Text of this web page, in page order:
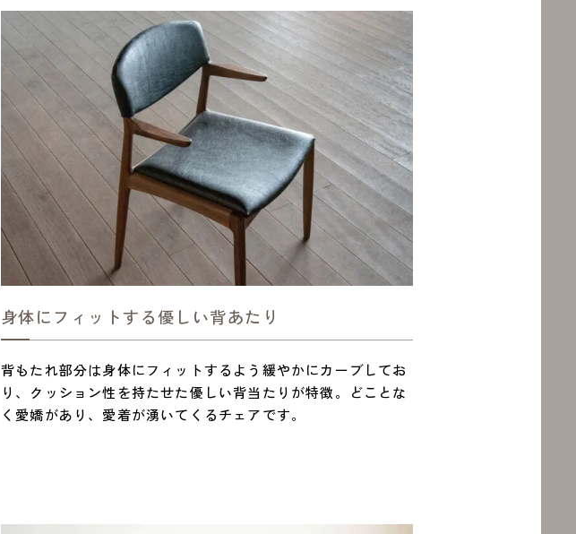
身体にフィットする優しい背あたり
背もたれ部分は身体にフィットするよう緩やかにカーブしてお
り、クッション性を持たせた優しい背当たりが特徴。どことな
く愛嬌があり、愛着が湧いてくるチェアです。